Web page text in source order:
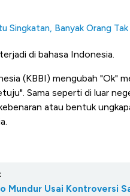
Singkatan, Banyak Orang
di bahasa Indonesia.
(KBBI) mengubah "Ok"
Sama seperti di luar
atau bentuk
Mundur Usai Kontroversi